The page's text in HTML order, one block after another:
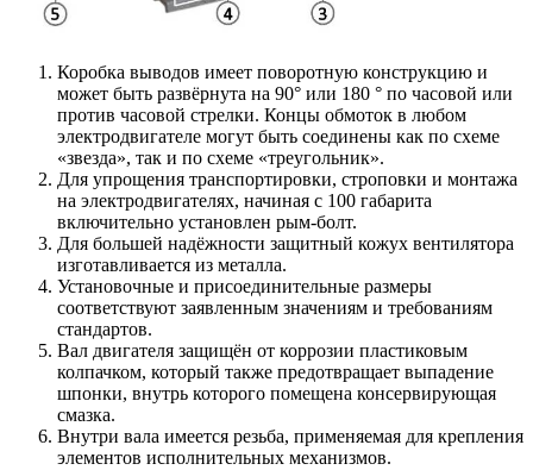
Коробка выводов имеет поворотную конструкцию и
может быть развёрнута на 90° или 180 ° по часовой или
против часовой стрелки. Концы обмоток в любом
электродвигателе могут быть соединены как по схеме
«звезда», так и по схеме «треугольник».
Для упрощения транспортировки, строповки и монтажа
на электродвигателях, начиная с 100 габарита
включительно установлен рым-болт.
Для большей надёжности защитный кожух вентилятора
изготавливается из металла.
Установочные и присоединительные размеры
соответствуют заявленным значениям и требованиям
стандартов.
Вал двигателя защищён от коррозии пластиковым
колпачком, который также предотвращает выпадение
шпонки, внутрь которого помещена консервирующая
смазка.
Внутри вала имеется резьба, применяемая для крепления
элементов исполнительных механизмов.